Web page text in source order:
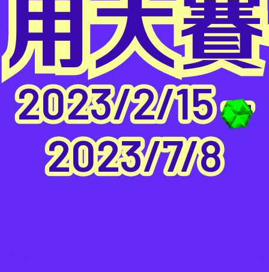
用大賽
2023/2/15 —
2023/7/8